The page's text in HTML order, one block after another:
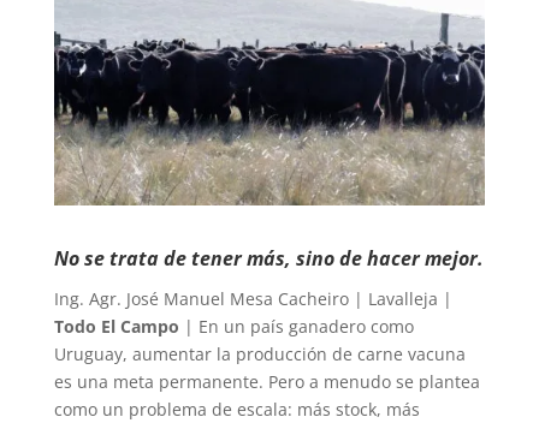
No se trata de tener más, sino de hacer mejor.
Ing. Agr. José Manuel Mesa Cacheiro | Lavalleja |
Todo El Campo | En un país ganadero como
Uruguay, aumentar la producción de carne vacuna
es una meta permanente. Pero a menudo se plantea
como un problema de escala: más stock, más